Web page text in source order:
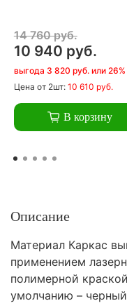
14 760 руб.
10 940 руб.
выгода 3 820 руб. или 26%
Цена от 2шт: 10 610 руб.
В корзину
Описание
Материал Каркас
применением
полимерной
умолчанию –